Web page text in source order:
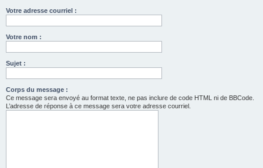
Votre adresse courriel :
Votre nom :
Sujet :
Corps du message :
Ce message sera envoyé au format texte, ne pas inclure de code HTML ni de BBCode.
L’adresse de réponse à ce message sera votre adresse courriel.